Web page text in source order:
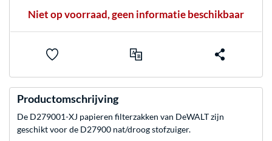
Niet op voorraad, geen informatie beschikbaar
Productomschrijving
De D279001-XJ papieren filterzakken van DeWALT zijn
geschikt voor de D27900 nat/droog stofzuiger.